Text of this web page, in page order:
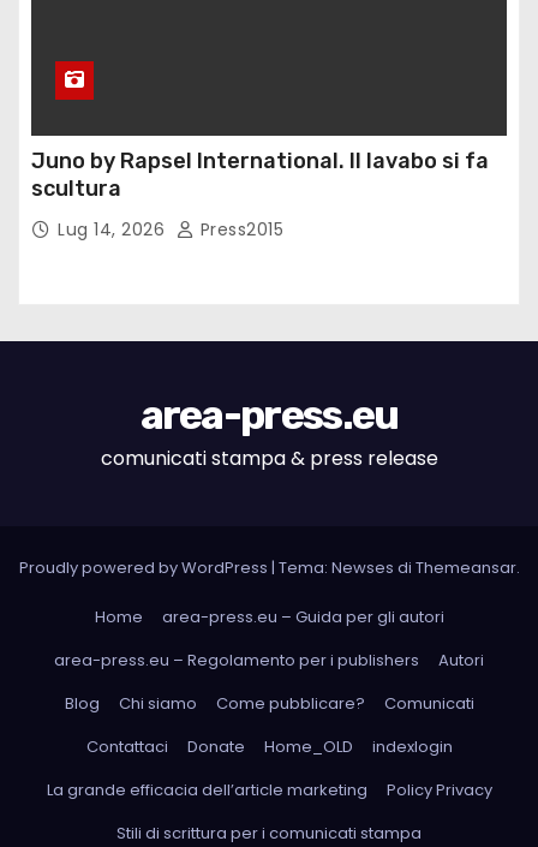
Juno by Rapsel International. Il lavabo si fa
scultura
Lug 14, 2026 Press2015
area-press.eu
comunicati stampa & press release
Proudly powered by WordPress | Tema: Newses di Themeansar.
Home
area-press.eu – Guida per gli autori
area-press.eu – Regolamento per i publishers
Autori
Blog
Chi siamo Come pubblicare?
Comunicati
Contattaci
Donate Home_OLD
indexlogin
La grande efficacia dell’article marketing
Policy Privacy
Stili di scrittura per i comunicati stampa